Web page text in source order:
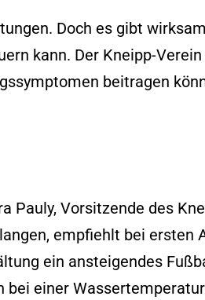
Doch es gibt
kann. Der Kneipp-
beitragen
Pauly, Vorsitzende des
empfiehlt bei ersten
ein ansteigendes
bei einer